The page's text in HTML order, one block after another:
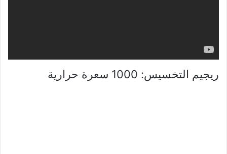
ريجيم التخسيس: 1000 سعرة حرارية